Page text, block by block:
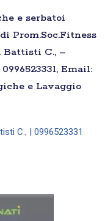
e serbatoi
Prom.Soc.Fitness
Battisti C., –
Email:
e Lavaggio
C., | 0996523331